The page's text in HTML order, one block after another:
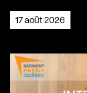
17 août 2026